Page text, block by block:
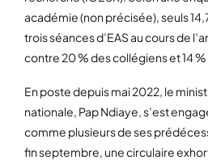
académie (non précisée), seuls
trois séances d’EAS au cours de
contre 20 % des collégiens et 14
En poste depuis mai 2022, le
nationale, Pap Ndiaye, s’est
comme plusieurs de ses
fin septembre, une circulaire